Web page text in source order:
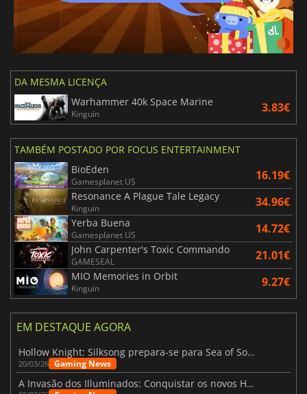
DA MESMA LICENÇA
Warhammer 40k Space Marine
Kinguin 3.83€
TAMBÉM POSTADO POR FOCUS ENTERTAINMENT
BioEden
Gamesplanet US 16.19€
Resonance A Plague Tale Legacy
Kinguin 34.96€
Yerba Buena
Gamesplanet US 14.72€
John Carpenter's Toxic Commando
GAMESEAL 21.01€
MIO Memories in Orbit
Kinguin 9.27€
EM DESTAQUE AGORA
Hollow Knight: Silksong prepara-se para Sea of Sorrow com um patch
20/03/26 Gaming News
A Invasão dos Illuminados: Conquistar os novos Helldivers 2 Atualização!